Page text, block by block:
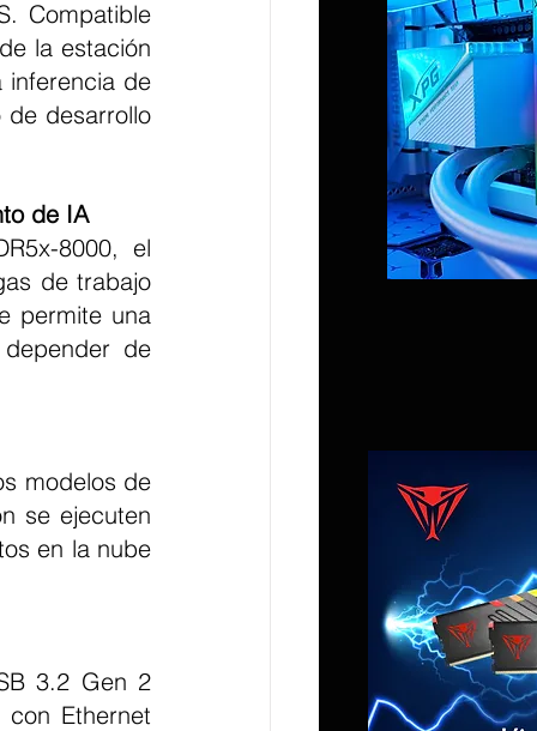
Compatible
la estación
de
desarrollo
de IA
de trabajo
permite una
de
se ejecuten
en la nube
Ethernet